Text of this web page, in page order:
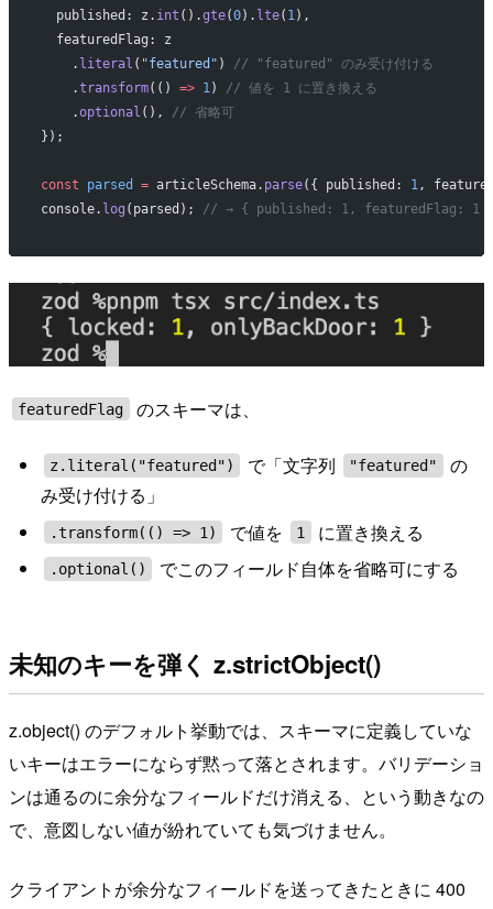
  published: z.
int ().gte(0). lte( 1 ),
  featuredFlag: z
    .
literal ( "featured" )
// "featured" のみ受け付ける
    .
transform(() => 1 )
// 値を 1 に置き換える
    .
optional (),
// 省略可
});
const parsed = articleSchema. parse({ published: 1 ,
console. log (parsed); // → { published: 1, featuredFlag: 1
featuredFlag のスキーマは、
z.literal("featured") で「文字列 "featured"
の
み受け付ける」
.transform(() => 1) で値を 1 に置き換える
.optional() でこのフィールド自体を省略可にする
未知のキーを弾く z.strictObject()
z.object() のデフォルト挙動では、スキーマに定義していな
いキーはエラーにならず黙って落とされます。バリデーショ
ンは通るのに余分なフィールドだけ消える、という動きなの
で、意図しない値が紛れていても気づけません。
クライアントが余分なフィールドを送ってきたときに 400